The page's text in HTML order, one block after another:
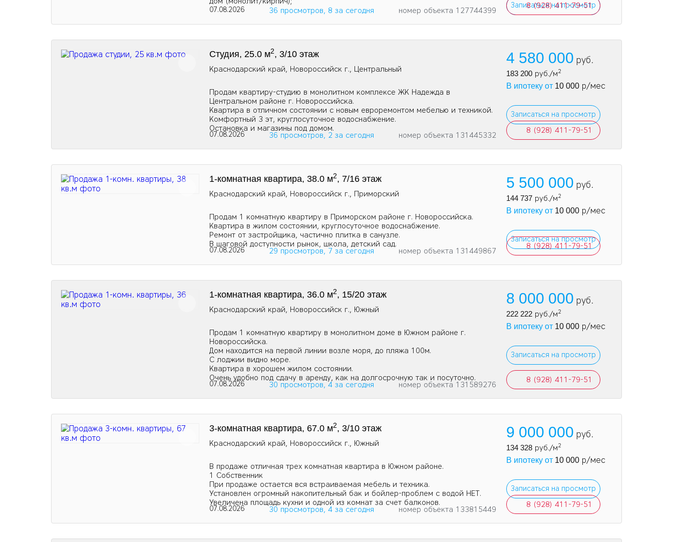
07.08.2026 36 просмотров, 8 за сегодня номер объекта 127744399
Записаться на просмотр
8 (928) 411-79-51
Студия, 25.0 м2, 3/10 этаж
Краснодарский край, Новороссийск г., Центральный
Продам квартиру-студию в монолитном комплексе ЖК Надежда в
Центральном районе г. Новороссийска.
Квартира в отличном состоянии с новым евроремонтом мебелью и техникой.
Комфортный 3 эт, круглосуточное водоснабжение.
Остановка и магазины под домом.
07.08.2026 36 просмотров, 2 за сегодня номер объекта 131445332
4 580 000 руб.
183 200 руб./м2
В ипотеку от 10 000 р/мес
Записаться на просмотр
8 (928) 411-79-51
1-комнатная квартира, 38.0 м2, 7/16 этаж
Краснодарский край, Новороссийск г., Приморский
Продам 1 комнатную квартиру в Приморском районе г. Новороссийска.
Квартира в жилом состоянии, круглосуточное водоснабжение.
Ремонт от застройщика, частично плитка в санузле.
В шаговой доступности рынок, школа, детский сад.
07.08.2026 29 просмотров, 7 за сегодня номер объекта 131449867
5 500 000 руб.
144 737 руб./м2
В ипотеку от 10 000 р/мес
Записаться на просмотр
8 (928) 411-79-51
1-комнатная квартира, 36.0 м2, 15/20 этаж
Краснодарский край, Новороссийск г., Южный
Продам 1 комнатную квартиру в монолитном доме в Южном районе г.
Новороссийска.
Дом находится на первой линии возле моря, до пляжа 100м.
С лоджии видно море.
Квартира в хорошем жилом состоянии.
Очень удобно под сдачу в аренду, как на долгосрочную так и посуточно.
07.08.2026 30 просмотров, 4 за сегодня номер объекта 131589276
8 000 000 руб.
222 222 руб./м2
В ипотеку от 10 000 р/мес
Записаться на просмотр
8 (928) 411-79-51
3-комнатная квартира, 67.0 м2, 3/10 этаж
Краснодарский край, Новороссийск г., Южный
В продаже отличная трех комнатная квартира в Южном районе.
1 Собственник
При продаже остается вся встраиваемая мебель и техника.
Установлен огромный накопительный бак и бойлер-проблем с водой НЕТ.
Увеличена площадь кухни и одной из комнат за счет балконов.
07.08.2026 30 просмотров, 4 за сегодня номер объекта 133815449
9 000 000 руб.
134 328 руб./м2
В ипотеку от 10 000 р/мес
Записаться на просмотр
8 (928) 411-79-51